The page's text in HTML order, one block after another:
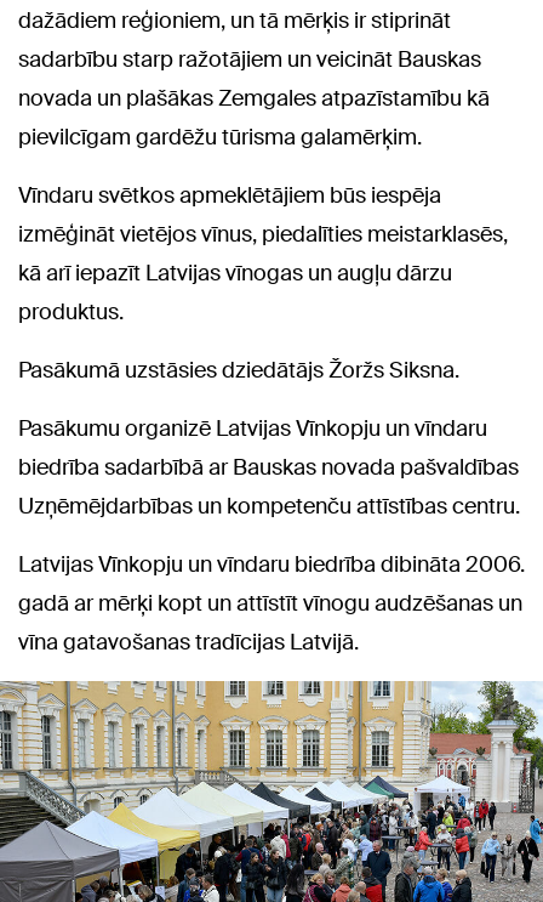
dažādiem reģioniem, un tā mērķis ir stiprināt
sadarbību starp ražotājiem un veicināt Bauskas
novada un plašākas Zemgales atpazīstamību kā
pievilcīgam gardēžu tūrisma galamērķim.
Vīndaru svētkos apmeklētājiem būs iespēja
izmēģināt vietējos vīnus, piedalīties meistarklasēs,
kā arī iepazīt Latvijas vīnogas un augļu dārzu
produktus.
Pasākumā uzstāsies dziedātājs Žoržs Siksna.
Pasākumu organizē Latvijas Vīnkopju un vīndaru
biedrība sadarbībā ar Bauskas novada pašvaldības
Uzņēmējdarbības un kompetenču attīstības centru.
Latvijas Vīnkopju un vīndaru biedrība dibināta 2006.
gadā ar mērķi kopt un attīstīt vīnogu audzēšanas un
vīna gatavošanas tradīcijas Latvijā.